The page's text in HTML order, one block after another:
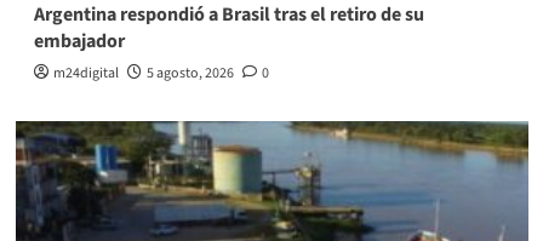
Argentina respondió a Brasil tras el retiro de su
embajador
m24digital 5 agosto, 2026 0